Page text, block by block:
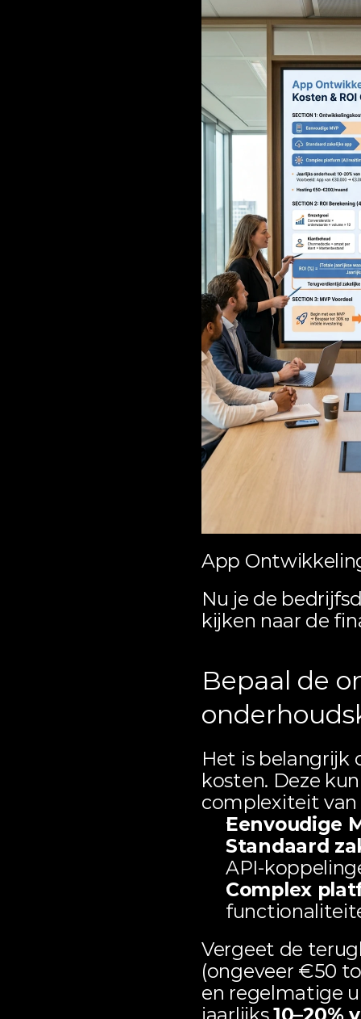
App
Nu je de
kijken naar de
Bepaal de
Het is belangrijk
kosten. Deze
complexiteit van
Eenvoudige
Standaard
API-
Complex
Vergeet de
(ongeveer €50
en regelmatige